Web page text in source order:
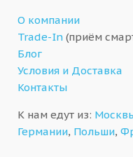
О компании
Trade-In (приём
Блог
Условия и Доставка
Контакты
К нам едут из:
Германии, Польши,